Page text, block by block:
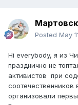
Posted May
Hi everybody, я из
празднично не
активистов при
организовали